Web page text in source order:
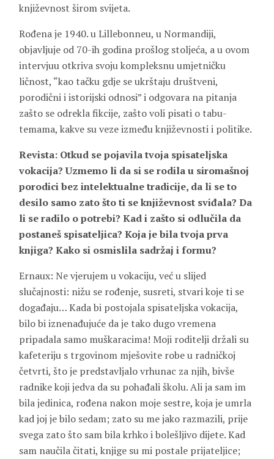
književnost širom svijeta.
Rođena je 1940. u Lillebonneu, u Normandiji,
objavljuje od 70-ih godina prošlog stoljeća, a u ovom
intervjuu otkriva svoju kompleksnu umjetničku
ličnost, “kao tačku gdje se ukrštaju društveni,
porodični i istorijski odnosi” i odgovara na pitanja
zašto se odrekla fikcije, zašto voli pisati o tabu-
temama, kakve su veze između književnosti i politike.
Revista: Otkud se pojavila tvoja spisateljska
vokacija? Uzmemo li da si se rodila u siromašnoj
porodici bez intelektualne tradicije, da li se to
desilo samo zato što ti se književnost sviđala? Da
li se radilo o potrebi? Kad i zašto si odlučila da
postaneš spisateljica? Koja je bila tvoja prva
knjiga? Kako si osmislila sadržaj i formu?
Ernaux: Ne vjerujem u vokaciju, već u slijed
slučajnosti: nižu se rođenje, susreti, stvari koje ti se
događaju… Kada bi postojala spisateljska vokacija,
bilo bi iznenađujuće da je tako dugo vremena
pripadala samo muškaracima! Moji roditelji držali su
kafeteriju s trgovinom mješovite robe u radničkoj
četvrti, što je predstavljalo vrhunac za njih, bivše
radnike koji jedva da su pohađali školu. Ali ja sam im
bila jedinica, rođena nakon moje sestre, koja je umrla
kad joj je bilo sedam; zato su me jako razmazili, prije
svega zato što sam bila krhko i bolešljivo dijete. Kad
sam naučila čitati, knjige su mi postale prijateljice;